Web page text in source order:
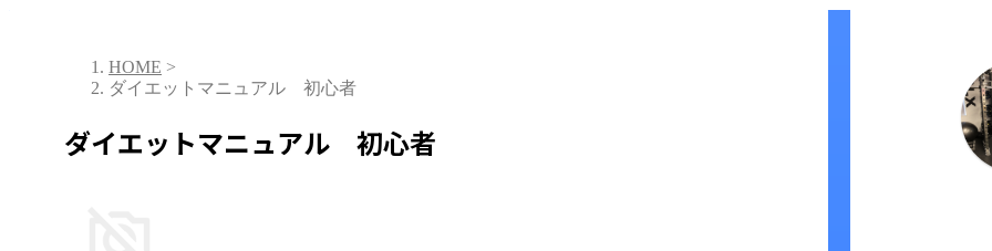
HOME >
ダイエットマニュアル 初心者
ダイエットマニュアル 初心者